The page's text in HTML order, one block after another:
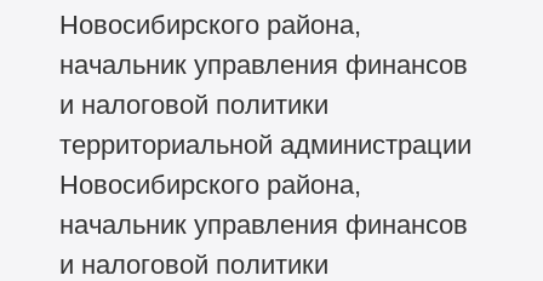
Новосибирского района,
начальник управления финансов
и налоговой политики
территориальной администрации
Новосибирского района,
начальник управления финансов
и налоговой политики